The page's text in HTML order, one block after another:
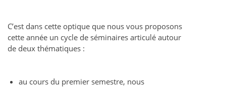
C’est dans cette optique que nous vous proposons
cette année un cycle de séminaires articulé autour
de deux thématiques :
au cours du premier semestre, nous